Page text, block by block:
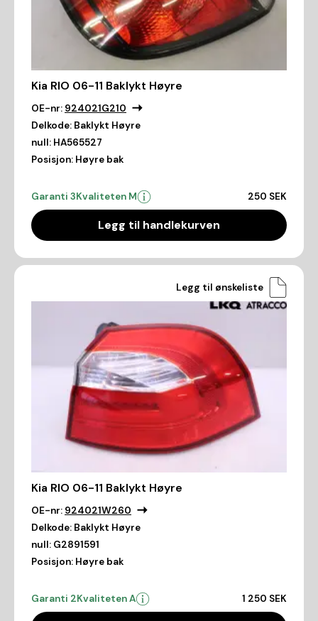
Kia RIO 06-11 Baklykt Høyre
OE-nr: 924021G210
Delkode: Baklykt Høyre
null: HA565527
Posisjon: Høyre bak
Garanti 3Kvaliteten M 250 SEK
Legg til handlekurven
Legg til ønskeliste
Kia RIO 06-11 Baklykt Høyre
OE-nr: 924021W260
Delkode: Baklykt Høyre
null: G2891591
Posisjon: Høyre bak
Garanti 2Kvaliteten A 1 250 SEK